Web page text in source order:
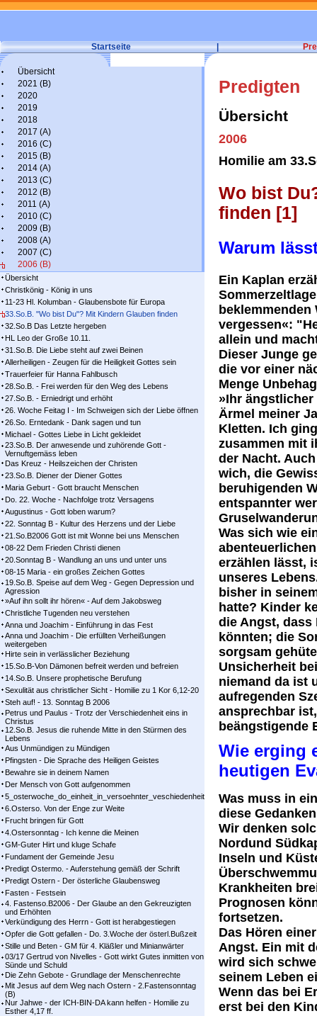
Startseite |
Übersicht
2021 (B)
2020
2019
2018
2017 (A)
2016 (C)
2015 (B)
2014 (A)
2013 (C)
2012 (B)
2011 (A)
2010 (C)
2009 (B)
2008 (A)
2007 (C)
2006 (B)
Übersicht
Christkönig - König in uns
11-23 Hl. Kolumban - Glaubensbote für Europa
33.So.B. "Wo bist Du"? Mit Kindern Glauben finden
32.So.B Das Letzte hergeben
HL Leo der Große 10.11.
31.So.B. Die Liebe steht auf zwei Beinen
Allerheiligen - Zeugen für die Heiligkeit Gottes sein
Trauerfeier für Hanna Fahlbusch
28.So.B. - Frei werden für den Weg des Lebens
27.So.B. - Erniedrigt und erhöht
26. Woche Feitag I - Im Schweigen sich der Liebe öffnen
26.So. Erntedank - Dank sagen und tun
Michael - Gottes Liebe in Licht gekleidet
23.So.B. Der anwesende und zuhörende Gott -
Vernuftgemäss leben
Das Kreuz - Heilszeichen der Christen
23.So.B. Diener der Diener Gottes
Maria Geburt - Gott braucht Menschen
Do. 22. Woche - Nachfolge trotz Versagens
Augustinus - Gott loben warum?
22. Sonntag B - Kultur des Herzens und der Liebe
21.So.B2006 Gott ist mit Wonne bei uns Menschen
08-22 Dem Frieden Christi dienen
20.Sonntag B - Wandlung an uns und unter uns
08-15 Maria - ein großes Zeichen Gottes
19.So.B. Speise auf dem Weg - Gegen Depression und
Agression
»Auf ihn sollt ihr hören« - Auf dem Jakobsweg
Christliche Tugenden neu verstehen
Anna und Joachim - Einführung in das Fest
Anna und Joachim - Die erfüllten Verheißungen
weitergeben
Hirte sein in verlässlicher Beziehung
15.So.B-Von Dämonen befreit werden und befreien
14.So.B. Unsere prophetische Berufung
Sexulität aus christlicher Sicht - Homilie zu 1 Kor 6,12-20
Steh auf! - 13. Sonntag B 2006
Petrus und Paulus - Trotz der Verschiedenheit eins in
Christus
12.So.B. Jesus die ruhende Mitte in den Stürmen des
Lebens
Aus Unmündigen zu Mündigen
Pfingsten - Die Sprache des Heiligen Geistes
Bewahre sie in deinem Namen
Der Mensch von Gott aufgenommen
5_osterwoche_do_einheit_in_versoehnter_veschiedenheit
6.Osterso. Von der Enge zur Weite
Frucht bringen für Gott
4.Ostersonntag - Ich kenne die Meinen
GM-Guter Hirt und kluge Schafe
Fundament der Gemeinde Jesu
Predigt Ostermo. - Auferstehung gemäß der Schrift
Predigt Ostern - Der österliche Glaubensweg
Fasten - Festsein
4. Fastenso.B2006 - Der Glaube an den Gekreuzigten
und Erhöhten
Verkündigung des Herrn - Gott ist herabgestiegen
Opfer die Gott gefallen - Do. 3.Woche der österl.Bußzeit
Stille und Beten - GM für 4. Kläßler und Minianwärter
03/17 Gertrud von Nivelles - Gott wirkt Gutes inmitten von
Sünde und Schuld
Die Zehn Gebote - Grundlage der Menschenrechte
Mit Jesus auf dem Weg nach Ostern - 2.Fastensonntag
(B)
Nur Jahwe - der ICH-BIN-DA kann helfen - Homilie zu
Esther 4,17 ff.
Predigten
Übersicht
2006
Homilie am
Wo bist
finden [1]
Warum
Ein Kaplan
vergessen«:
allein und
Dieser Junge
die vor einer
Menge
»Ihr
Ärmel meiner
Kletten. Ich
zusammen mit
der Nacht.
wich, die
beruhigenden
entspannter
Was sich wie
erzählen lässt,
unseres
bisher in
hatte? Kinder
die Angst, dass
könnten; die
sorgsam
Unsicherheit
niemand da ist
aufregenden
ansprechbar
beängstigende
Wie erging
heutigen
Was muss in
diese
Wir denken
Nordund
Inseln und
Krankheiten
Prognosen
fortsetzen.
Das Hören
Angst. Ein mit
wird sich
seinem Leben
Wenn das bei
erst bei den